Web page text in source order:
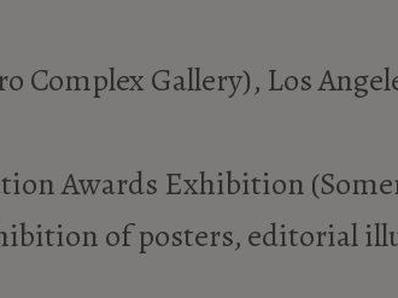
Complex Gallery), Los
Awards Exhibition
of posters, editorial